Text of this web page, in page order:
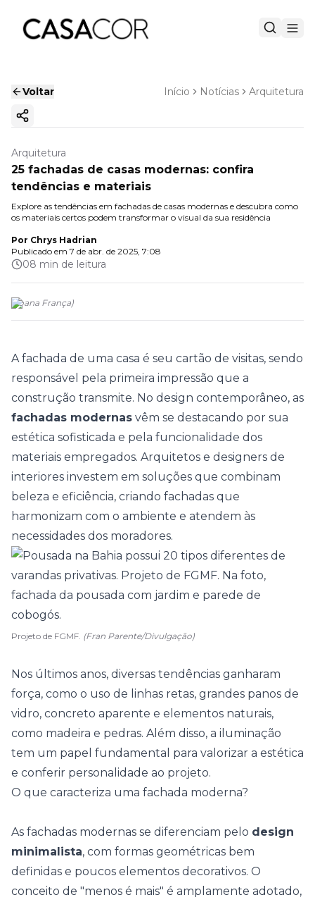
Voltar Início Notícias Arquitetura
Copiar link
Arquitetura
25 fachadas de casas modernas: confira
tendências e materiais
Explore as tendências em fachadas de casas modernas e descubra como
os materiais certos podem transformar o visual da sua residência
Por Chrys Hadrian
Publicado em 7 de abr. de 2025, 7:08
08 min de leitura
(Joana França)
A fachada de uma casa é seu cartão de visitas, sendo
responsável pela primeira impressão que a
construção transmite. No design contemporâneo, as
fachadas modernas vêm se destacando por sua
estética sofisticada e pela funcionalidade dos
materiais empregados. Arquitetos e designers de
interiores investem em soluções que combinam
beleza e eficiência, criando fachadas que
harmonizam com o ambiente e atendem às
necessidades dos moradores.
Projeto de FGMF. (Fran Parente/Divulgação)
Nos últimos anos, diversas tendências ganharam
força, como o uso de linhas retas, grandes panos de
vidro, concreto aparente e elementos naturais,
como madeira e pedras. Além disso, a iluminação
tem um papel fundamental para valorizar a estética
e conferir personalidade ao projeto.
O que caracteriza uma fachada moderna?
As fachadas modernas se diferenciam pelo design
minimalista, com formas geométricas bem
definidas e poucos elementos decorativos. O
conceito de "menos é mais" é amplamente adotado,